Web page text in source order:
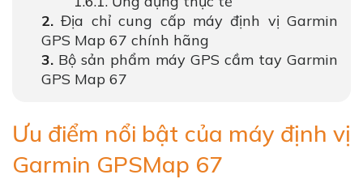
Địa chỉ cung cấp máy định vị Garmin
GPS Map 67 chính hãng
Bộ sản phẩm máy GPS cầm tay Garmin
GPS Map 67
Ưu điểm nổi bật của máy định vị
Garmin GPSMap 67